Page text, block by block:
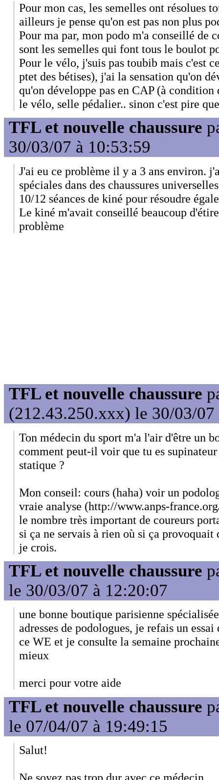
Pour mon cas, les semelles ont résolues
ailleurs je pense qu'on est pas non plus
Pour ma par, mon podo m'a conseillé de
sont les semelles qui font tous le boulot
Pour le vélo, j'suis pas toubib mais c'est
ptet des bétises), j'ai la sensation qu'on
qu'on développe pas en CAP (à
le vélo, selle pédalier.. sinon c'est pire
TFL et nouvelle chaussure
30/03/07 à 10:53:59
J'ai eu ce problème il y a 3 ans environ.
spéciales dans des chaussures
10/12 séances de kiné pour résoudre
Le kiné m'avait conseillé beaucoup
problème
TFL et nouvelle chaussure
(212.43.250.xxx) le 30/03/07
Ton médecin du sport m'a l'air d'être un
comment peut-il voir que tu es
statique ?
Mon conseil: cours (haha) voir un
vraie analyse (http://www.anps-
le nombre très important de coureurs
si ça ne servais à rien où si ça provoquait
je crois.
TFL et nouvelle chaussure
le 30/03/07 à 12:20:07
une bonne boutique parisienne
adresses de podologues, je refais un
ce WE et je consulte la semaine
mieux
merci pour votre aide
TFL et nouvelle chaussure
le 07/04/07 à 19:49:15
Salut!